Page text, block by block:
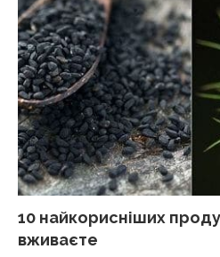
10 найкорисніших
вживаєте